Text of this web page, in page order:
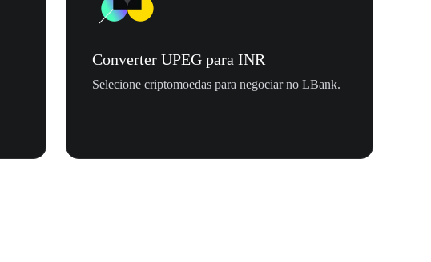
Converter UPEG para INR
Selecione criptomoedas para negociar no LBank.